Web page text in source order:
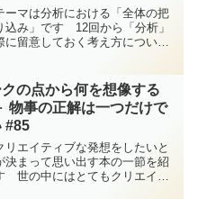
ーマは分析における「全体の把
込み」です 12回から「分析」
に留意しておく考え方について
のお話しをします（なお今回の
12回記事「分...
の点から何を想像する
物事の正解は一つだけで
#85
リエイティブな発想をしたいと
決まって思い出す本の一節を紹
世の中にはとてもクリエイテ